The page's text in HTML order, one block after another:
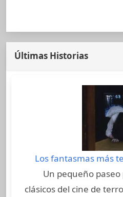
Últimas Historias
Los fantasmas más
Un pequeño paseo
clásicos del cine de